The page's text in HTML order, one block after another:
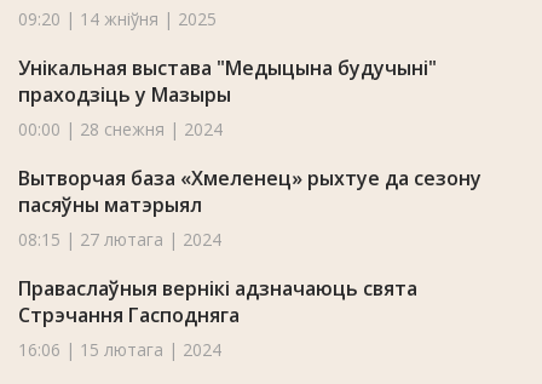
09:20 | 14 жніўня | 2025
Унікальная выстава "Медыцына будучыні"
праходзіць у Мазыры
00:00 | 28 снежня | 2024
Вытворчая база «Хмеленец» рыхтуе да сезону
пасяўны матэрыял
08:15 | 27 лютага | 2024
Праваслаўныя вернікі адзначаюць свята
Стрэчання Гасподняга
16:06 | 15 лютага | 2024